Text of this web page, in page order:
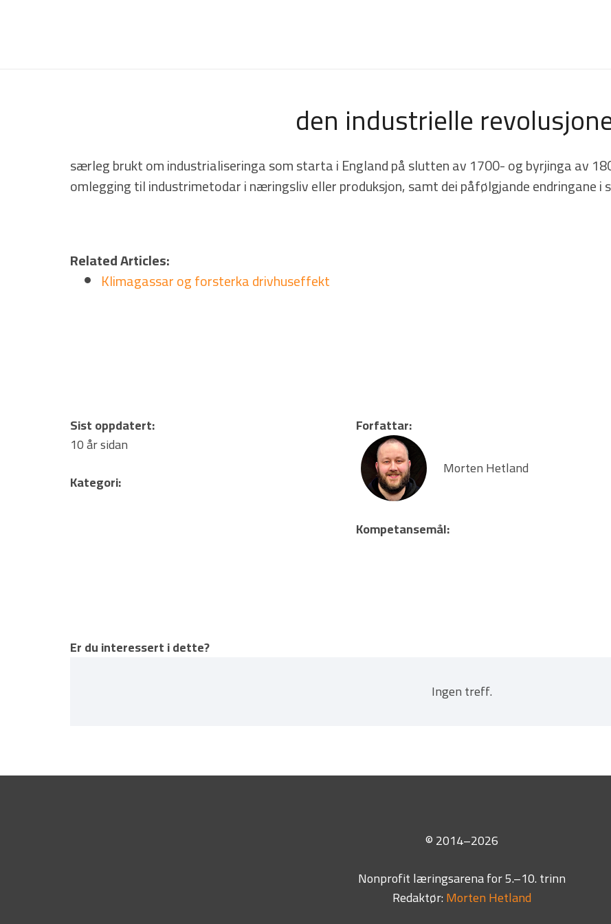
den industrielle
særleg brukt om industrialiseringa som starta i England på slutten av 1700- og byrjinga av
omlegging til industrimetodar i næringsliv eller produksjon, samt dei påfølgjande endringane i
Related Articles:
Klimagassar og forsterka drivhuseffekt
Sist oppdatert:
10 år sidan
Kategori:
Forfattar:
Morten Hetland
Kompetansemål:
Er du interessert i dette?
Ingen treff.
© 2014–2026
Nonprofit læringsarena for 5.–10. trinn
Redaktør:Morten Hetland